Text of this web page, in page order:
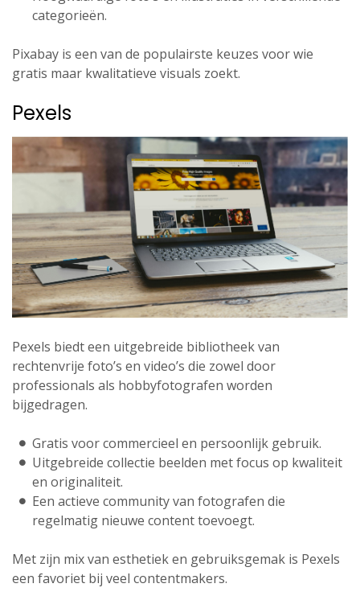
categorieën.
Pixabay is een van de populairste keuzes voor wie
gratis maar kwalitatieve visuals zoekt.
Pexels
Pexels biedt een uitgebreide bibliotheek van
rechtenvrije foto’s en video’s die zowel door
professionals als hobbyfotografen worden
bijgedragen.
Gratis voor commercieel en persoonlijk gebruik.
Uitgebreide collectie beelden met focus op kwaliteit
en originaliteit.
Een actieve community van fotografen die
regelmatig nieuwe content toevoegt.
Met zijn mix van esthetiek en gebruiksgemak is Pexels
een favoriet bij veel contentmakers.